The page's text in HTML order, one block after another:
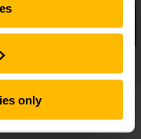
only